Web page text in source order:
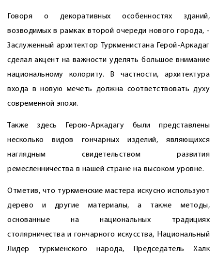
Говоря о декоративных особенностях зданий,
возводимых в рамках второй очереди нового города, ­
Зас­луженный архитектор Туркменистана Герой-Аркадаг
сделал акцент на важности уделять большое внимание
национальному колориту. В частности, архитектура
входа в новую мечеть должна соответствовать духу
сов­ременной эпохи.
Также здесь Герою-Аркадагу были представлены
несколько видов гончарных изделий, являющихся
наглядным свидетельством развития
ремесленничества в нашей стране на высоком уровне.
Отметив, что туркменские мастера искусно используют
дерево и другие материалы, а также методы,
основанные на национальных традициях
столярничества и гончарного искусства, Национальный
Лидер туркменского народа, Председатель Халк